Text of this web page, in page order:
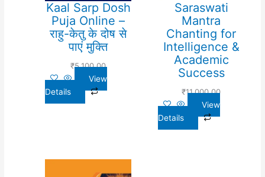
Kaal Sarp Dosh
Puja Online –
राहु-केतु के दोष से
पाएं मुक्ति
₹5,100.00
View
Details
Saraswati
Mantra
Chanting for
Intelligence &
Academic
Success
₹11,000.00
View
Details